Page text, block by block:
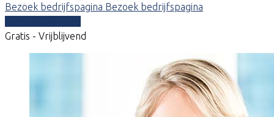
Bezoek bedrijfspagina Bezoek bedrijfspagina
Gratis - Vrijblijvend